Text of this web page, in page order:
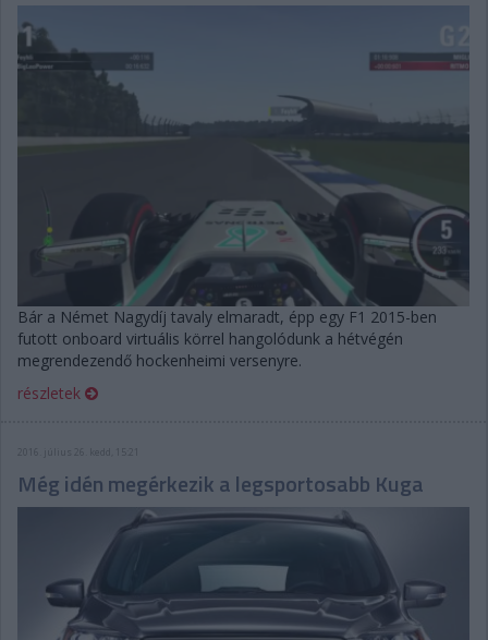
Bár a Német Nagydíj tavaly elmaradt, épp egy F1 2015-ben
futott onboard virtuális körrel hangolódunk a hétvégén
megrendezendő hockenheimi versenyre.
részletek
Még idén megérkezik a legsportosabb Kuga